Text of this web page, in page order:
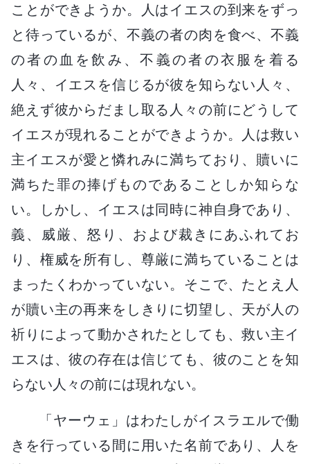
ことができようか。人はイエスの到来をずっ
と待っているが、不義の者の肉を食べ、不義
の者の血を飲み、不義の者の衣服を着る
人々、イエスを信じるが彼を知らない人々、
絶えず彼からだまし取る人々の前にどうして
イエスが現れることができようか。人は救い
主イエスが愛と憐れみに満ちており、贖いに
満ちた罪の捧げものであることしか知らな
い。しかし、イエスは同時に神自身であり、
義、威厳、怒り、および裁きにあふれてお
り、権威を所有し、尊厳に満ちていることは
まったくわかっていない。そこで、たとえ人
が贖い主の再来をしきりに切望し、天が人の
祈りによって動かされたとしても、救い主イ
エスは、彼の存在は信じても、彼のことを知
らない人々の前には現れない。
「ヤーウェ」はわたしがイスラエルで働
きを行っている間に用いた名前であり、人を